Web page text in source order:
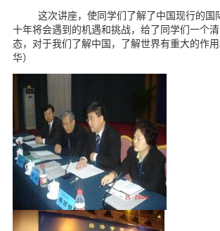
这次讲座，使同学们了解了中国现行的国
十年将会遇到的机遇和挑战，给了同学们一个
态，对于我们了解中国，了解世界有重大的作
华）